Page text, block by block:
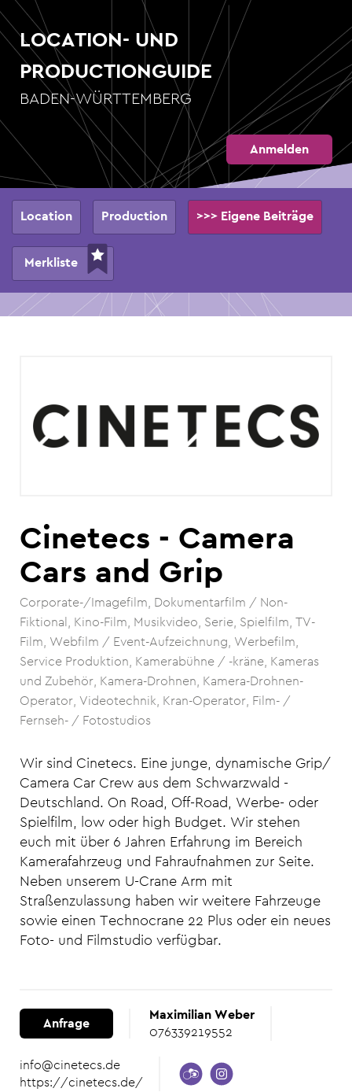
Direkt
zum
Inhalt
LOCATION- UND
PRODUCTIONGUIDE
BADEN-WÜRTTEMBERG
Anmelden
Hauptnavigation
Location Production >>> Eigene Beiträge
Merkliste
Cinetecs - Camera
Cars and Grip
Corporate-/Imagefilm Dokumentarfilm / Non-
Fiktional Kino-Film Musikvideo Serie Spielfilm TV-
Film Webfilm / Event-Aufzeichnung Werbefilm
Service Produktion Kamerabühne / -kräne Kameras
und Zubehör Kamera-Drohnen Kamera-Drohnen-
Operator Videotechnik Kran-Operator Film- /
Fernseh- / Fotostudios
Wir sind Cinetecs. Eine junge, dynamische Grip/
Camera Car Crew aus dem Schwarzwald -
Deutschland. On Road, Off-Road, Werbe- oder
Spielfilm, low oder high Budget. Wir stehen
euch mit über 6 Jahren Erfahrung im Bereich
Kamerafahrzeug und Fahraufnahmen zur Seite.
Neben unserem U-Crane Arm mit
Straßenzulassung haben wir weitere Fahrzeuge
sowie einen Technocrane 22 Plus oder ein neues
Foto- und Filmstudio verfügbar.
Anfrage
Maximilian Weber
076339219552
info@cinetecs.de
https://cinetecs.de/